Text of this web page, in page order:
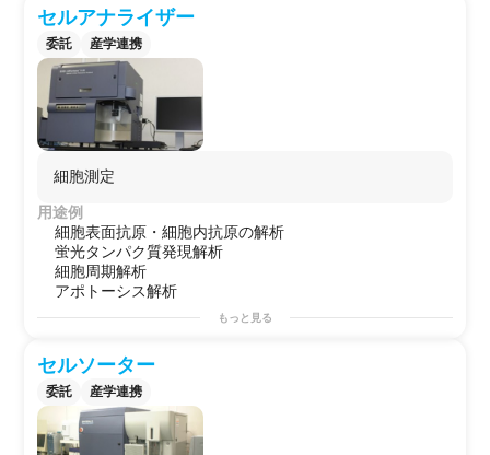
死の分析、幹細胞の挙動観察、培養観察、スフェロイド
観察、生体内調査、トランフェクション効率の決定、下
等真核生物の観察、タンパク質発現のトラッキング、定
量化などの観察用途
用途例
・第2のラボとして！
・研究プロジェクトを始める前の予備実験などに！
・自社で行えないサイドプロジェクトを行う場としての
使用
セルアナライザー
委託 産学連携
細胞測定
用途例
細胞表面抗原・細胞内抗原の解析
蛍光タンパク質発現解析
細胞周期解析
アポトーシス解析
もっと見る
セルソーター
委託 産学連携